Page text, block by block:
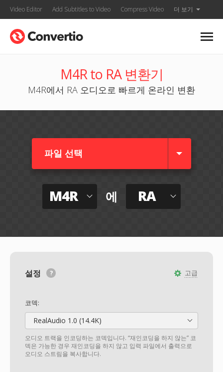
Video Editor Add Subtitles to Video Compress Video 더 보기
M4R to RA 변환기
M4R에서 RA 오디오로 빠르게 온라인 변환
파일 선택
M4R 에 RA
고급
설정
코덱:
RealAudio 1.0 (14.4K)
오디오 트랙을 인코딩하는 코덱입니다. “재인코딩을 하지 않는” 코
덱은 가능한 경우 재인코딩을 하지 않고 입력 파일에서 출력으로
오디오 스트림을 복사합니다.